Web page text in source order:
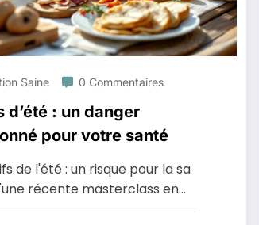
Saine 0 Commentaires
d’été : un danger
pour votre santé
de l'été : un risque pour la sa
récente masterclass en…